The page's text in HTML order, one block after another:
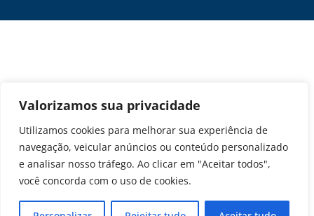
Valorizamos sua privacidade
Utilizamos cookies para melhorar sua experiência de
navegação, veicular anúncios ou conteúdo personalizado
e analisar nosso tráfego. Ao clicar em "Aceitar todos",
você concorda com o uso de cookies.